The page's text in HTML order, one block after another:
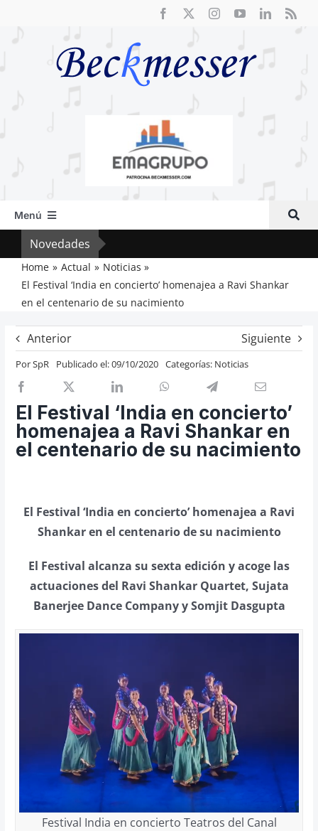
Menú
Inicio
Actual
Artículos
Previos de ópera
Entrevistas
Recomendación
Cosas de Beckmesser
Nosotros y privacidad
Buscar:
Novedades
Home Actual
Noticias
El Festival ‘India en concierto’ homenajea a Ravi Shankar
en el centenario de su nacimiento
Anterior Siguiente
PorSpR Publicado el: 09/10/2020 Categorías: Noticias
El Festival ‘India en concierto’
homenajea a Ravi Shankar en
el centenario de su nacimiento
El Festival ‘India en concierto’ homenajea a Ravi
Shankar en el centenario de su nacimiento
El Festival alcanza su sexta edición y acoge las
actuaciones del Ravi Shankar Quartet, Sujata
Banerjee Dance Company y Somjit Dasgupta
Festival India en concierto Teatros del Canal